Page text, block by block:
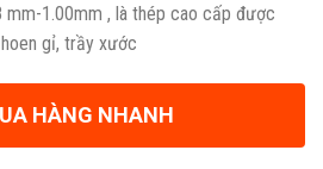
1.00mm , là thép cao cấp được
gỉ, trầy xước
HÀNG NHANH